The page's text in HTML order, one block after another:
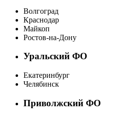
Волгоград
Краснодар
Майкоп
Ростов-на-Дону
Уральский ФО
Екатеринбург
Челябинск
Приволжский ФО